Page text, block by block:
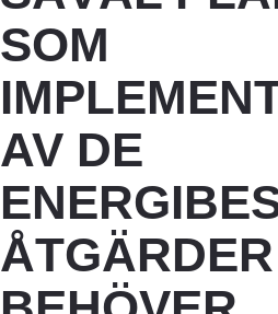
SOM
AV DE